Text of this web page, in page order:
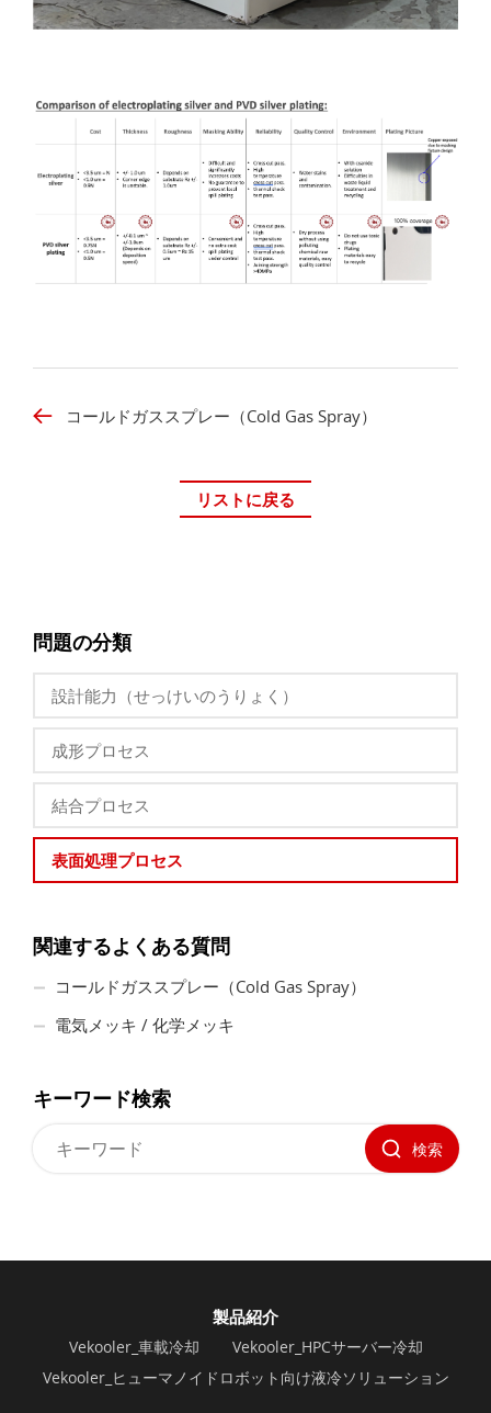
コールドガススプレー（Cold Gas Spray）
リストに戻る
問題の分類
設計能力（せっけいのうりょく）
成形プロセス
結合プロセス
表面処理プロセス
関連するよくある質問
コールドガススプレー（Cold Gas Spray）
電気メッキ / 化学メッキ
キーワード検索
検索
製品紹介
Vekooler_車載冷却
Vekooler_HPCサーバー冷却
Vekooler_ヒューマノイドロボット向け液冷ソリューション